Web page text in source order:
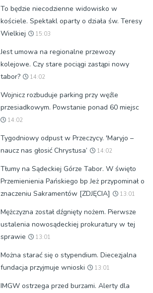
To będzie niecodzienne widowisko w
kościele. Spektakl oparty o działa św. Teresy
Wielkiej
15:03
Jest umowa na regionalne przewozy
kolejowe. Czy stare pociągi zastąpi nowy
tabor?
14:02
Wojnicz rozbuduje parking przy węźle
przesiadkowym. Powstanie ponad 60 miejsc
14:02
Tygodniowy odpust w Przeczycy. 'Maryjo –
naucz nas głosić Chrystusa’
14:02
Tłumy na Sądeckiej Górze Tabor. W święto
Przemienienia Pańskiego bp Jeż przypominał o
znaczeniu Sakramentów [ZDJĘCIA]
13:01
Mężczyzna został dźgnięty nożem. Pierwsze
ustalenia nowosądeckiej prokuratury w tej
sprawie
13:01
Można starać się o stypendium. Diecezjalna
fundacja przyjmuje wnioski
13:01
IMGW ostrzega przed burzami. Alerty dla